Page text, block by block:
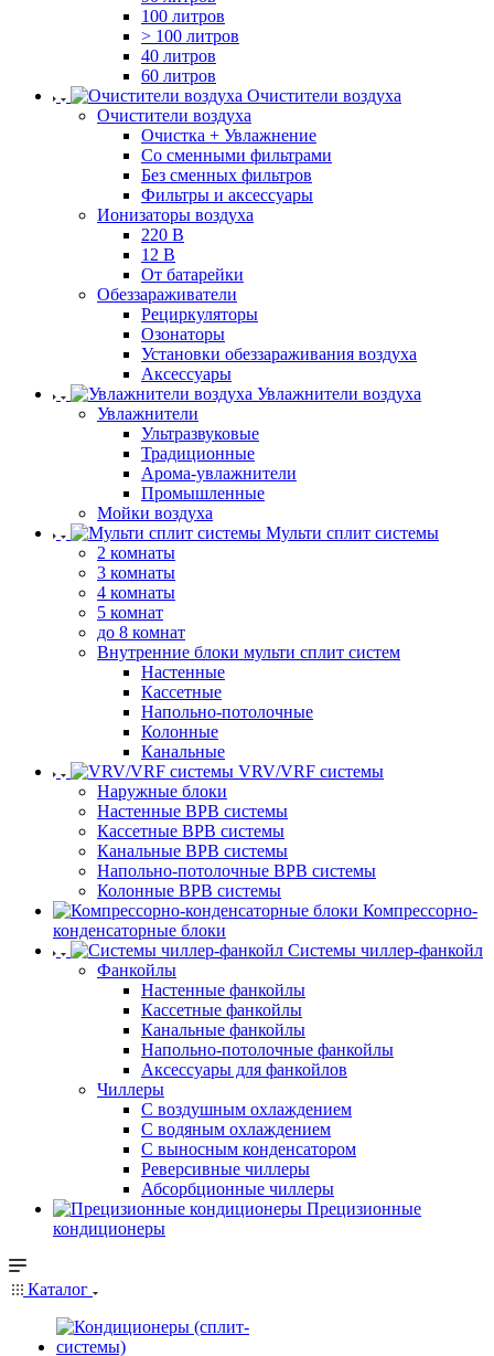
100 литров
> 100 литров
40 литров
60 литров
Очистители воздуха
Очистители воздуха
Очистка + Увлажнение
Cо сменными фильтрами
Без сменных фильтров
Фильтры и аксессуары
Ионизаторы воздуха
220 В
12 В
От батарейки
Обеззараживатели
Рециркуляторы
Озонаторы
Установки обеззараживания воздуха
Аксессуары
Увлажнители воздуха
Увлажнители
Ультразвуковые
Традиционные
Арома-увлажнители
Промышленные
Мойки воздуха
Мульти сплит системы
2 комнаты
3 комнаты
4 комнаты
5 комнат
до 8 комнат
Внутренние блоки мульти сплит систем
Настенные
Кассетные
Напольно-потолочные
Колонные
Канальные
VRV/VRF системы
Наружные блоки
Настенные ВРВ системы
Кассетные ВРВ системы
Канальные ВРВ системы
Напольно-потолочные ВРВ системы
Колонные ВРВ системы
Компрессорно-
конденсаторные блоки
Системы чиллер-фанкойл
Фанкойлы
Настенные фанкойлы
Кассетные фанкойлы
Канальные фанкойлы
Напольно-потолочные фанкойлы
Аксессуары для фанкойлов
Чиллеры
С воздушным охлаждением
С водяным охлаждением
С выносным конденсатором
Реверсивные чиллеры
Абсорбционные чиллеры
Прецизионные
кондиционеры
Каталог